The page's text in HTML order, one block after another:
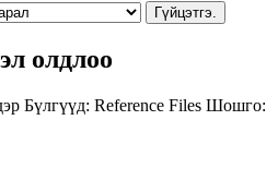
Гүйцэтгэ.
олдлоо
Бүлгүүд: Reference Files Шошго: